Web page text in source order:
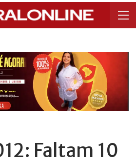
Faltam 10